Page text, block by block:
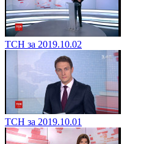
ТСН за 2019.10.02
ТСН за 2019.10.01